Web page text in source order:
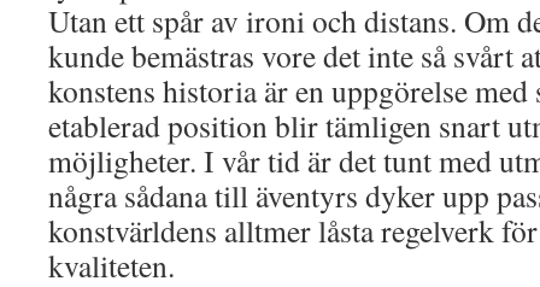
Utan ett spår av ironi och distans. Om
kunde bemästras vore det inte så svårt
konstens historia är en uppgörelse med
etablerad position blir tämligen snart
möjligheter. I vår tid är det tunt med
några sådana till äventyrs dyker upp
konstvärldens alltmer låsta regelverk
kvaliteten.